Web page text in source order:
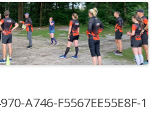
A746-F5567EE55E8F-1